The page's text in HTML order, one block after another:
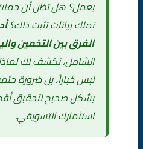
يعمل؟ هل تظن أن
تملك بيانات تثبت ذلك؟
الفرق بين التخمين
الشامل، نكشف لك لماذا
ليس خياراً، بل ضرورة
بشكل صحيح لتحقيق
استثمارك التسويقي.
المشاكل المكتشفة
الحل المطبق
النتائج بعد 3 أشهر
الدرس المستفاد
أخطاء شائعة في ربط أدوات التتبع